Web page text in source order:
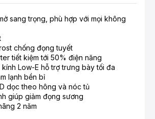
sang trọng, phù hợp với mọi không
chống đọng tuyết
tiết kiệm tới 50% điện năng
Low-E hỗ trợ trưng bày tối đa
lạnh bền bỉ
dọc theo hông và nóc tủ
giúp giảm đọng sương
2 năm